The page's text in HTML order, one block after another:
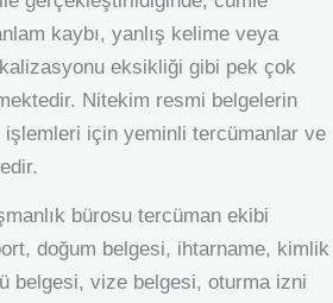
kaybı, yanlış kelime veya
eksikliği gibi pek çok
Nitekim resmi belgelerin
için yeminli tercümanlar ve
bürosu tercüman ekibi
doğum belgesi, ihtarname, kimlik
belgesi, vize belgesi, oturma izni